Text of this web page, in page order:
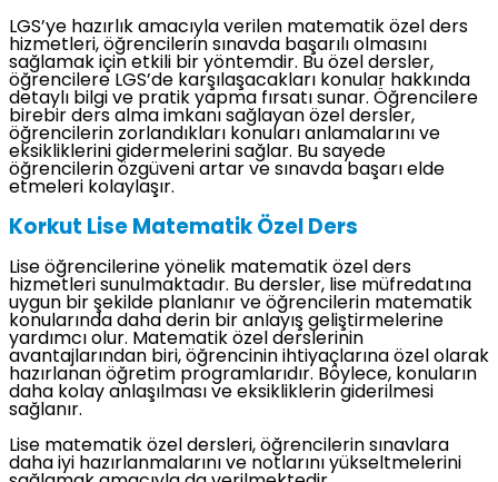
LGS’ye hazırlık amacıyla verilen matematik özel ders
hizmetleri, öğrencilerin sınavda başarılı olmasını
sağlamak için etkili bir yöntemdir. Bu özel dersler,
öğrencilere LGS’de karşılaşacakları konular hakkında
detaylı bilgi ve pratik yapma fırsatı sunar. Öğrencilere
birebir ders alma imkanı sağlayan özel dersler,
öğrencilerin zorlandıkları konuları anlamalarını ve
eksikliklerini gidermelerini sağlar. Bu sayede
öğrencilerin özgüveni artar ve sınavda başarı elde
etmeleri kolaylaşır.
Korkut Lise Matematik Özel Ders
Lise öğrencilerine yönelik matematik özel ders
hizmetleri sunulmaktadır. Bu dersler, lise müfredatına
uygun bir şekilde planlanır ve öğrencilerin matematik
konularında daha derin bir anlayış geliştirmelerine
yardımcı olur. Matematik özel derslerinin
avantajlarından biri, öğrencinin ihtiyaçlarına özel olarak
hazırlanan öğretim programlarıdır. Böylece, konuların
daha kolay anlaşılması ve eksikliklerin giderilmesi
sağlanır.
Lise matematik özel dersleri, öğrencilerin sınavlara
daha iyi hazırlanmalarını ve notlarını yükseltmelerini